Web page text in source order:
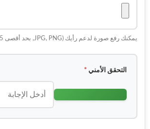
يمكنك رفع صورة لدعم رأيك (JPG, PNG, بحد أقصى 5 ميجابايت)
التحقق الأمني *